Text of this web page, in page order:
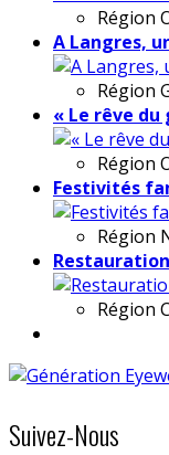
Région
A Langres,
Région
« Le rêve
Région
Festivités
Région
Région
Suivez-Nous